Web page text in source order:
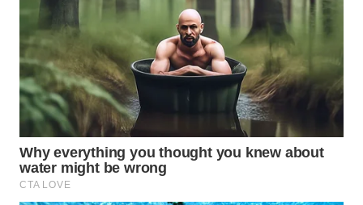
WAHANA
OTOMOTIF
WAHANA
HEALTH
WAHANA
DESA